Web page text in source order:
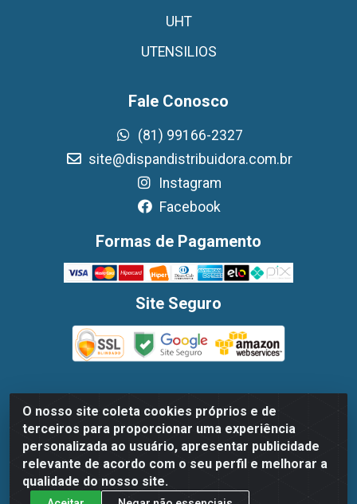
O nosso site coleta cookies próprios e de
terceiros para proporcionar uma experiência
personalizada ao usuário, apresentar publicidade
relevante de acordo com o seu perfil e melhorar a
qualidade do nosso site.
UHT
UTENSILIOS
Fale Conosco
(81) 99166-2327
site@dispandistribuidora.com.br
Instagram
Facebook
Formas de Pagamento
Site Seguro
Dispan Distribuidora de Alimentos LTDA - Avenida
Marechal Mascarenhas De Moraes, 1048- Imbiribeira,
Recife/PE - CEP 51.170-000 - CNPJ 30.779.584/0003-78